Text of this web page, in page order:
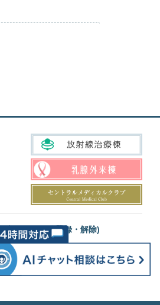
メルマガ(登録・解除)